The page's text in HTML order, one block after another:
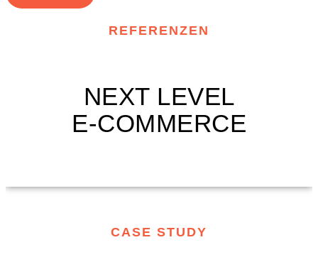
REFERENZEN
NEXT LEVEL
E-COMMERCE
CASE STUDY